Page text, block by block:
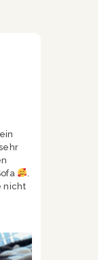
.
nicht